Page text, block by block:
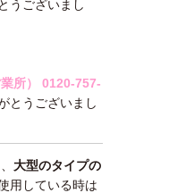
うございまし
所）
0120-757-
とうございまし
大型のタイプの
用している時は